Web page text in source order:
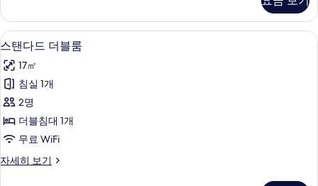
두
보
기
블
룸
자
히
보
기
스
탠
다
드
더
블
사
6
스탠다드 더블룸
17㎡
침실 1개
2명
더블침대 1개
무료 WiFi
자세히 보기
스